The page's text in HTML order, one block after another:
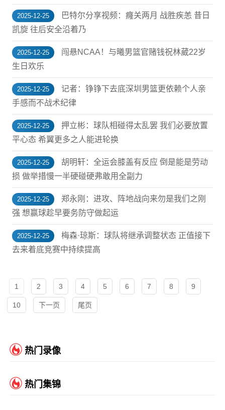
2025-12-25
巴特尔分享视频：癃关两月 战胜疾恙 昔日
凯旋 往后安全沿着乃
2025-12-25
闯悬NCAA！与曦男篮官赌钱祝林葳22岁
生日欢乐
2025-12-25
记者：铮铮下去底深圳男篮更依赖个人亲
手感而不战术纪律
2025-12-25
押立彬：球队相碰得太乱罢 我们必要放置
平心态 希翼更多之人能进轮换
2025-12-25
胡明轩：全运会膝盖有反应 倒是能是劳动
损 做举措慢一半硬碰硬弗敢用全副力
2025-12-25
郑永刚：进攻、阵地战向来勿是我们之刚
强 想赢球趁早要务防守做起运
2025-12-25
梅森·琼斯：球队将继承调整状态 正值接下
去来着底竞赛中持续提高
1 2 3 4 5 6 7 8 9
10 下一页 尾页
热门录像
热门集锦